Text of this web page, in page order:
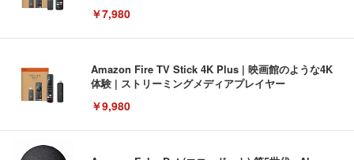
￥7,980
Amazon Fire TV Stick 4K Plus | 映画館のような4K
体験 | ストリーミングメディアプレイヤー
￥9,980